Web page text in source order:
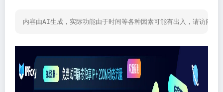
内容由AI生成，实际功能由于时间等各种因素可能有出入，请访问网